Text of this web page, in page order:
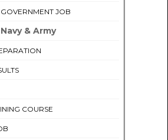
JOB
& Army
COURSE